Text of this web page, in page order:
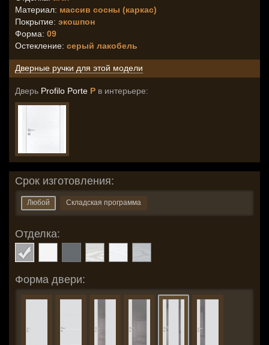
Материал: массив сосны (каркас)
Покрытие: экошпон
Форма: 09
Остекление: серый лакобель
Дверные ручки для этой модели
Дверь Profilo Porte P в интерьере:
Срок изготовления:
Любой Складская программа
Отделка:
Форма двери: